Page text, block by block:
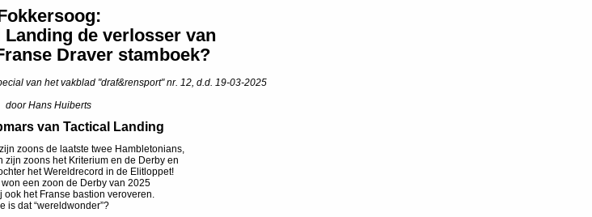
Landing de verlosser van
Draver stamboek?
van het vakblad "draf&rensport" nr. 12, d.d. 19-03-2025
door Hans Huiberts
van Tactical Landing
zoons de laatste twee Hambletonians,
zijn zoons het Kriterium en de Derby en
het Wereldrecord in de Elitloppet!
won een zoon de Derby van 2025
ook het Franse bastion veroveren.
is dat “wereldwonder”?